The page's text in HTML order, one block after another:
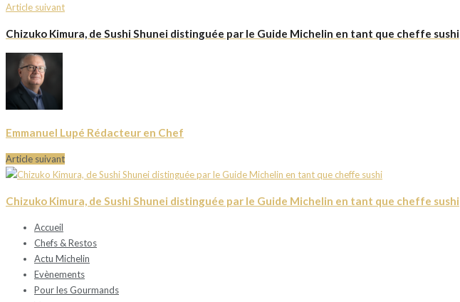
Article suivant
Chizuko Kimura, de Sushi Shunei distinguée par le Guide Michelin en tant que cheffe sushi
Emmanuel Lupé Rédacteur en Chef
Article suivant
Chizuko Kimura, de Sushi Shunei distinguée par le Guide Michelin en tant que cheffe sushi
Accueil
Chefs & Restos
Actu Michelin
Evènements
Pour les Gourmands